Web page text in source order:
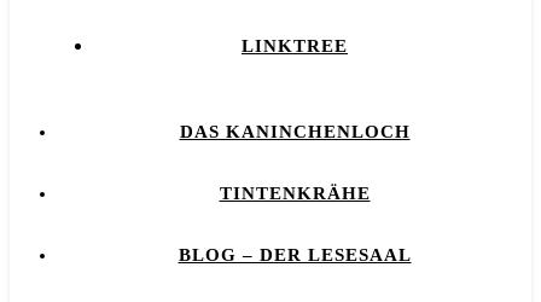
LINKTREE
DAS KANINCHENLOCH
TINTENKRÄHE
BLOG – DER LESESAAL